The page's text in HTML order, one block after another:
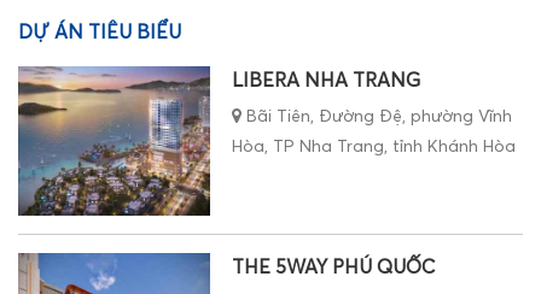
DỰ ÁN TIÊU BIỂU
LIBERA NHA TRANG
Bãi Tiên, Đường Đệ, phường Vĩnh
Hòa, TP Nha Trang, tỉnh Khánh Hòa
THE 5WAY PHÚ QUỐC